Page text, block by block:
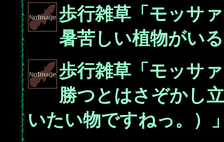
歩行雑草「モッサ
暑苦しい植物がい
歩行雑草「モッサ
勝つとはさぞかし
いたい物ですねっ。）